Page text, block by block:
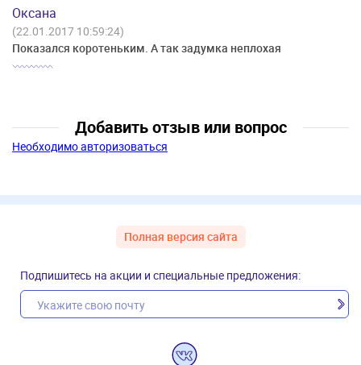
Оксана
(22.01.2017 10:59:24)
Показался коротеньким. А так задумка неплохая
Добавить отзыв или вопрос
Необходимо авторизоваться
Полная версия сайта
Подпишитесь на акции и специальные предложения: